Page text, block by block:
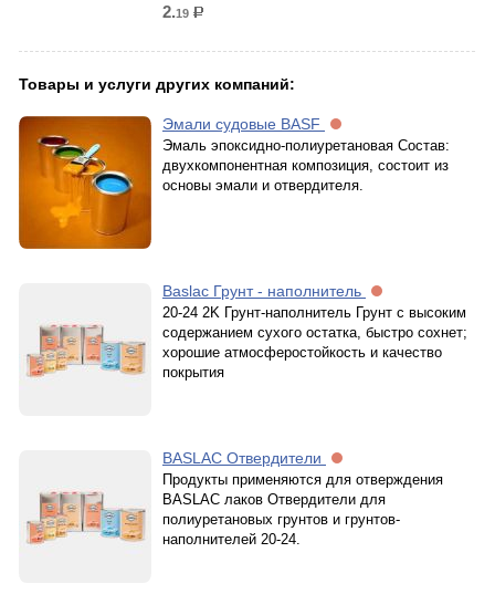
2.19 р.
Товары и услуги других компаний:
Эмали судовые BASF
Эмаль эпоксидно-полиуретановая Состав:
двухкомпонентная композиция, состоит из
основы эмали и отвердителя.
Baslac Грунт - наполнитель
20-24 2K Грунт-наполнитель Грунт с высоким
содержанием сухого остатка, быстро сохнет;
хорошие атмосферостойкость и качество
покрытия
BASLAC Отвердители
Продукты применяются для отверждения
BASLAC лаков Отвердители для
полиуретановых грунтов и грунтов-
наполнителей 20-24.